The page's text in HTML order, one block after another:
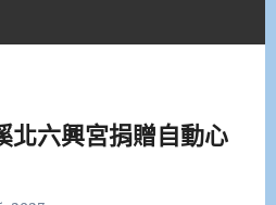
六興宮捐贈自動心